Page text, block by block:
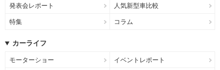
発表会レポート 人気新型車比較
特集 コラム
カーライフ
モーターショー イベントレポート